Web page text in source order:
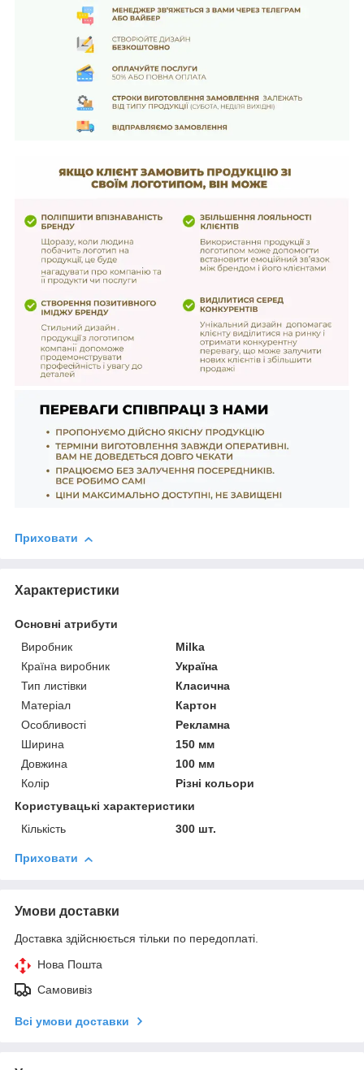
Приховати
Характеристики
Основні атрибути
Виробник
Milka
Країна виробник
Україна
Тип листівки
Класична
Матеріал
Картон
Особливості
Рекламна
Ширина
150 мм
Довжина
100 мм
Колір
Різні кольори
Користувацькі характеристики
Кількість
300 шт.
Приховати
Умови доставки
Доставка здійснюється тільки по передоплаті.
Нова Пошта
Самовивіз
Всі умови доставки